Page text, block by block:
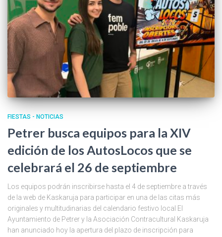
FIESTAS - NOTICIAS
Petrer busca equipos para la XIV
edición de los AutosLocos que se
celebrará el 26 de septiembre
Los equipos podrán inscribirse hasta el 4 de septiembre a través
de la web de Kaskaruja para participar en una de las citas más
originales y multitudinarias del calendario festivo local El
Ayuntamiento de Petrer y la Asociación Contracultural Kaskaruja
han anunciado hoy la apertura del plazo de inscripción para